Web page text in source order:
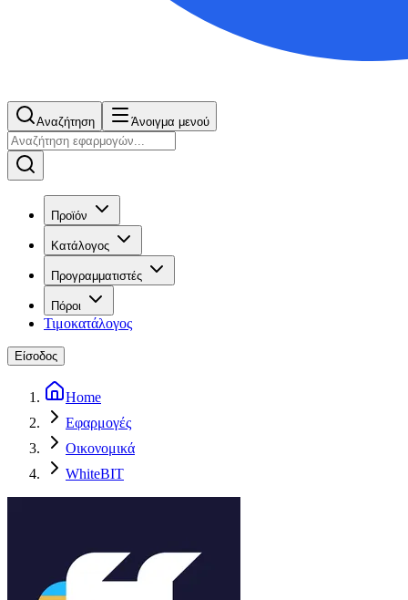
Αναζήτηση Άνοιγμα μενού
Προϊόν
Κατάλογος
Προγραμματιστές
Πόροι
Τιμοκατάλογος
Είσοδος
Home
Εφαρμογές
Οικονομικά
WhiteBIT